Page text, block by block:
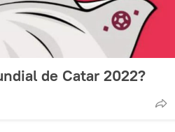
de Catar 2022?